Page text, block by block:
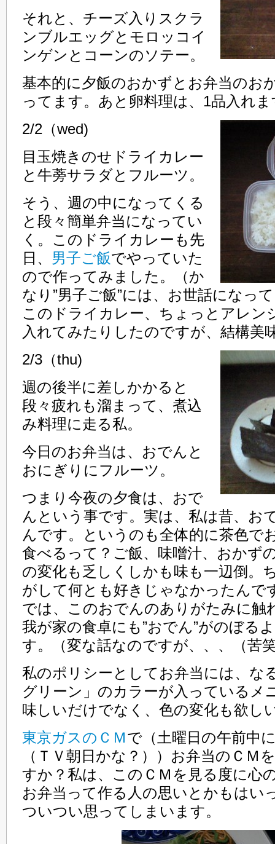
それと、チーズ入りスクラ
ンブルエッグとモロッコイ
ンゲンとコーンのソテー。
基本的に夕飯のおかずとお弁当のお
ってます。あと卵料理は、1品入れ
2/2（wed)
目玉焼きのせドライカレー
と牛蒡サラダとフルーツ。
そう、週の中になってくる
と段々簡単弁当になってい
く。このドライカレーも先
日、 男子ご飯でやっていた
ので作ってみました。（か
なり”男子ご飯”には、お世話になっ
このドライカレー、ちょっとアレン
入れてみたりしたのですが、結構美
2/3（thu)
週の後半に差しかかると
段々疲れも溜まって、煮込
み料理に走る私。
今日のお弁当は、おでんと
おにぎりにフルーツ。
つまり今夜の夕食は、おで
んという事です。実は、私は昔、お
んです。というのも全体的に茶色で
食べるって？ご飯、味噌汁、おかず
の変化も乏しくしかも味も一辺倒。
がして何とも好きじゃなかったんで
では、このおでんのありがたみに触
我が家の食卓にも”おでん”がのぼる
す。（変な話なのですが、、、（苦
私のポリシーとしてお弁当には、な
グリーン」のカラーが入っているメ
味しいだけでなく、色の変化も欲し
東京ガスのＣＭで（土曜日の午前中
（ＴＶ朝日かな？））お弁当のＣＭ
すか？私は、このＣＭを見る度に心
お弁当って作る人の思いとかもはい
ついつい思ってしまいます。